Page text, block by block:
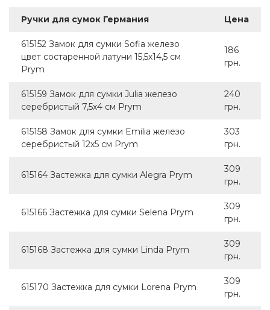
Ручки для сумок Германия Цена
615152 Замок для сумки Sofia железо
цвет состаренной латуни 15,5х14,5 см
Prym
186
грн.
615159 Замок для сумки Julia железо
серебристый 7,5х4 см Prym
240
грн.
615158 Замок для сумки Emilia железо
серебристый 12х5 см Prym
303
грн.
615164 Застежка для сумки Alegra Prym
309
грн.
615166 Застежка для сумки Selena Prym
309
грн.
615168 Застежка для сумки Linda Prym
309
грн.
615170 Застежка для сумки Lorena Prym
309
грн.